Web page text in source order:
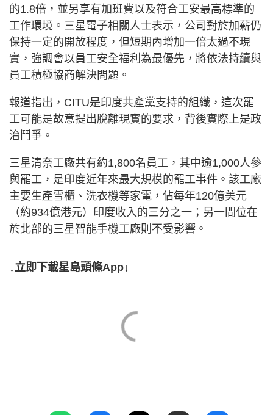
的1.8倍，並另享有加班費以及符合工安最高標準的
工作環境。三星電子相關人士表示，公司對於加薪仍
保持一定的開放程度，但短期內增加一倍太過不現
實，強調會以員工安全福利為最優先，將依法持續與
員工積極協商解決問題。
報道指出，CITU是印度共產黨支持的組織，這次罷
工可能是故意提出脫離現實的要求，背後實際上是政
治鬥爭。
三星清奈工廠共有約1,800名員工，其中逾1,000人參
與罷工，是印度近年來最大規模的罷工事件。該工廠
主要生產雪櫃、洗衣機等家電，佔每年120億美元
（約934億港元）印度收入的三分之一；另一間位在
於北部的三星智能手機工廠則不受影響。
↓立即下載星島頭條App↓